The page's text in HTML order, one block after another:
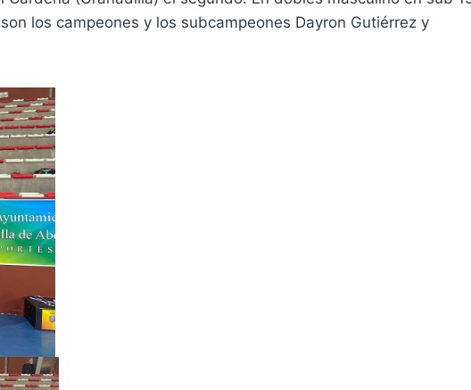
los campeones y los subcampeones Dayron Gutiérrez y